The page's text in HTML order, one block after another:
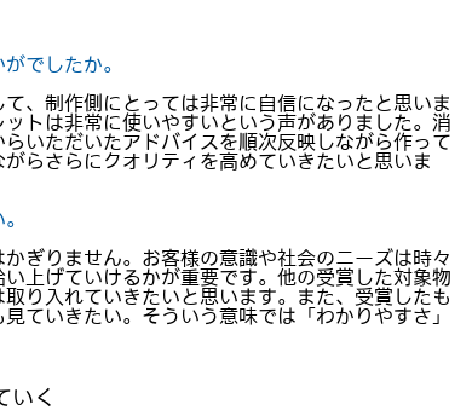
でしたか。
、制作側にとっては非常に自信になったと思いま
トは非常に使いやすいという声がありました。消
いただいたアドバイスを順次反映しながら作って
らさらにクオリティを高めていきたいと思いま
ぎりません。お客様の意識や社会のニーズは時々
上げていけるかが重要です。他の受賞した対象物
り入れていきたいと思います。また、受賞したも
ていきたい。そういう意味では「わかりやすさ」
いく